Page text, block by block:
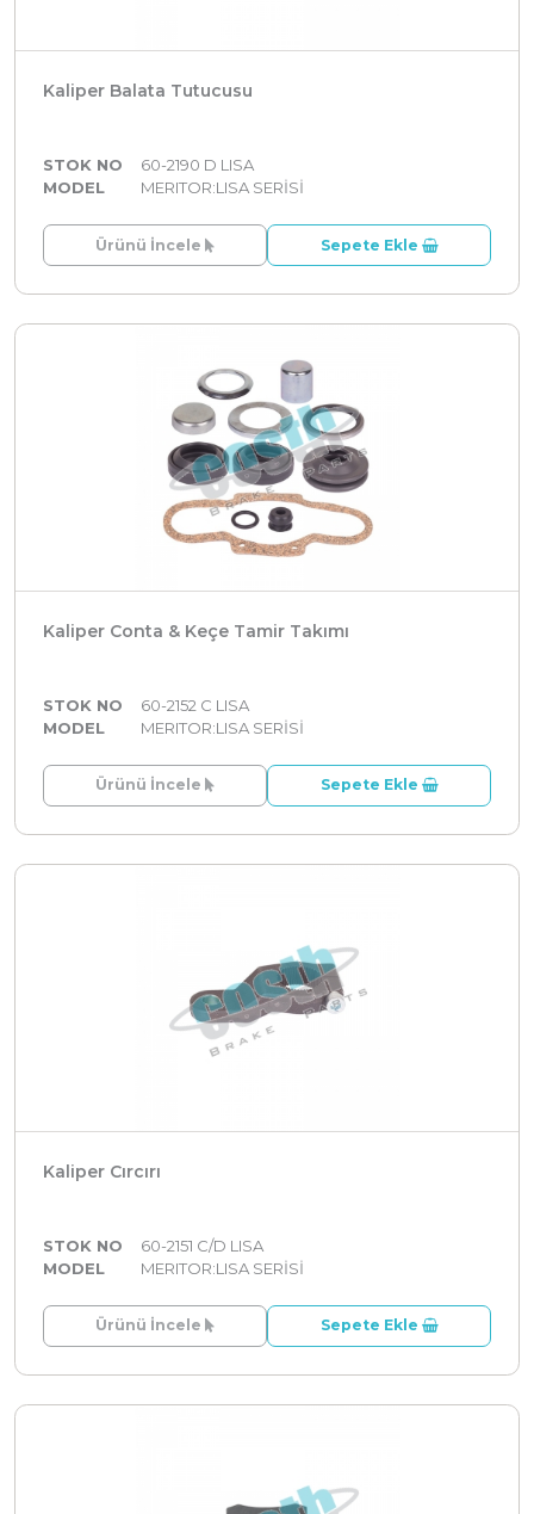
Kaliper Balata Tutucusu
STOK NO
60-2190 D LISA
MODEL
MERITOR:LISA SERİSİ
Ürünü İncele Sepete Ekle
Kaliper Conta & Keçe Tamir Takımı
STOK NO
60-2152 C LISA
MODEL
MERITOR:LISA SERİSİ
Ürünü İncele Sepete Ekle
Kaliper Cırcırı
STOK NO
60-2151 C/D LISA
MODEL
MERITOR:LISA SERİSİ
Ürünü İncele Sepete Ekle